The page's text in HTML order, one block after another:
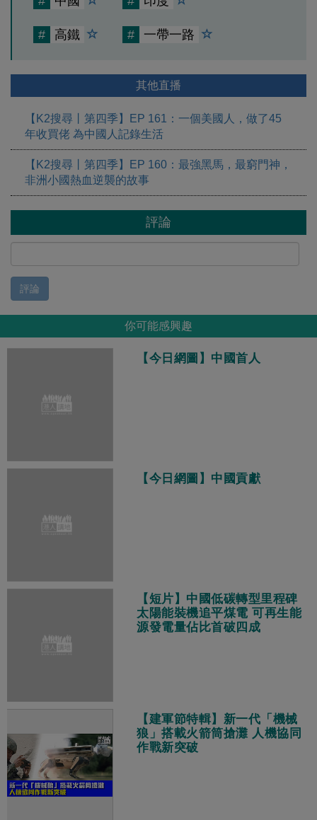
# 高鐵 # 一帶一路
其他直播
【K2搜尋丨第四季】EP 161：一個美國人，做了45
年收買佬 為中國人記錄生活
【K2搜尋丨第四季】EP 160：最強黑馬，最窮門神，
非洲小國熱血逆襲的故事
評論
評論
你可能感興趣
【今日網圖】中國首人
【今日網圖】中國貢獻
【短片】中國低碳轉型里程碑
太陽能裝機追平煤電 可再生能
源發電量佔比首破四成
【建軍節特輯】新一代「機械
狼」搭載火箭筒搶灘 人機協同
作戰新突破